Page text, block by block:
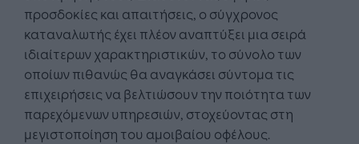
προσδοκίες και απαιτήσεις, ο σύγχρονος
καταναλωτής έχει πλέον αναπτύξει μια σειρά
ιδιαίτερων χαρακτηριστικών, το σύνολο των
οποίων πιθανώς θα αναγκάσει σύντομα τις
επιχειρήσεις να βελτιώσουν την ποιότητα των
παρεχόμενων υπηρεσιών, στοχεύοντας στη
μεγιστοποίηση του αμοιβαίου οφέλους.